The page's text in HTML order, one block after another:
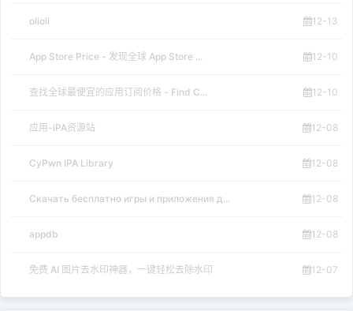
olioli 12-13
App Store Price - 发现全球 App Store ... 12-10
查找全球最便宜的应用订阅价格 - Find C... 12-10
应用-iPA资源站 12-08
CyPwn IPA Library 12-08
Скачать бесплатно игры и приложения д... 12-08
appdb 12-08
免费 AI 图片去水印神器，一键轻松去除水印 12-07